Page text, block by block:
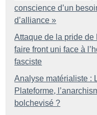
conscience d’un
d’alliance »
Attaque de la pride de
faire front uni face à
fasciste
Analyse matérialiste :
Plateforme,
bolchevisé ?